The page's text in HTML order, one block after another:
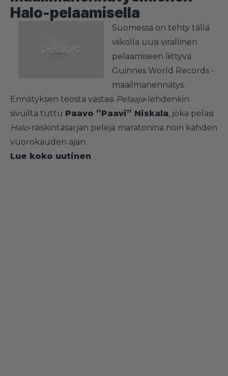
Halo-pelaamisella
Suomessa on tehty tällä
viikolla uusi virallinen
pelaamiseen liittyvä
Guinnes World Records -
maailmanennätys.
Ennätyksen teosta vastasi Pelaaja-lehdenkin
sivuilta tuttu Paavo ”Paavi” Niskala, joka pelasi
Halo-räiskintäsarjan pelejä maratonina noin kahden
vuorokauden ajan.
Lue koko uutinen